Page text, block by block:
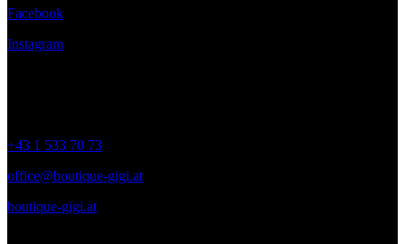
Facebook
Instagram
+43 1 533 70 73
office@boutique-gigi.at
boutique-gigi.at